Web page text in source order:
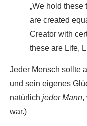
„We hold these
are created
Creator with
these are Life,
Jeder Mensch sollte
und sein eigenes
natürlich jeder Mann,
war.)